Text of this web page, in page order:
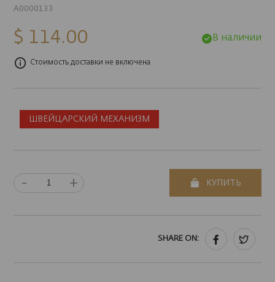
A0000133
$ 114.00 В наличии
Стоимость доставки не включена
ШВЕЙЦАРСКИЙ МЕХАНИЗМ
- + КУПИТЬ
SHARE ON: